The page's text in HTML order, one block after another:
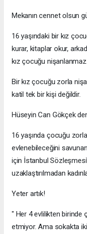
Mekanın cennet olsun
16 yaşındaki bir kız
kurar, kitaplar okur,
kız çocuğu
Bir kız çocuğu zorla
katil tek bir kişi değildir.
Hüseyin Can Gökçek
16 yaşında çocuğu
evlenebileceğini
için İstanbul
uzaklaştırılmadan
Yeter artık!
" Her 4 evlilikten birinde
etmiyor. Ama sokakta